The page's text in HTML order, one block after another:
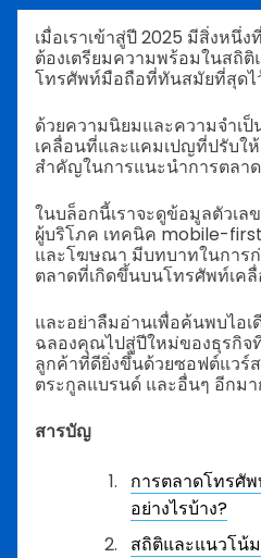
เมื่อเราเข้าสู่ปี 2025 มีสิ่งหนึ่
ต้องเตรียมความพร้อมในสถิ
โทรศัพท์มือถือที่ทันสมัยที่สุดไ
ด้วยความนิยมและความจำเ
เคลื่อนที่และแคมเปญที่ปรับใ
สำคัญในการแนะนำการตลา
ในบล็อกนี้เราจะดูข้อมูลตัวเ
ผู้บริโภค เทคนิค mobile-
และโฆษณา มีบทบาทในการ
ตลาดที่เกิดขึ้นบนโทรศัพท์เคลื่
และอย่าลืมอ่านเพื่อค้นพบไอ
ฉลองคุณไปสู่ปีใหม่ของธุรกิ
ลูกค้าที่ดียิ่งขึ้นด้วยซอฟต์แวร์ส
ตระกูลแบรนด์ และอื่นๆ อีกม
สารบัญ
การตลาดโทรศั
อย่างไรบ้าง?
สถิติและแนวโน้